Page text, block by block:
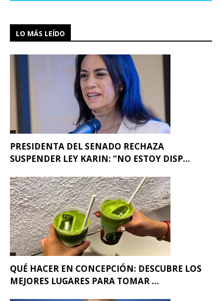
LO MÁS LEÍDO
PRESIDENTA DEL SENADO RECHAZA
SUSPENDER LEY KARIN: “NO ESTOY DISP...
QUÉ HACER EN CONCEPCIÓN: DESCUBRE LOS
MEJORES LUGARES PARA TOMAR ...